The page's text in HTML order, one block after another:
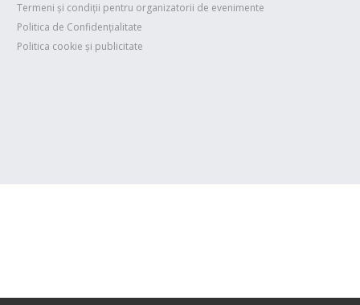
Termeni și condiții pentru organizatorii de evenimente
Politica de Confidențialitate
Politica cookie și publicitate